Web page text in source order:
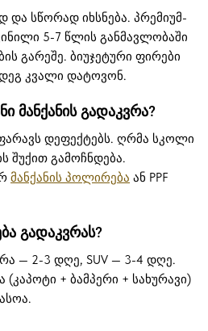
სწორად იხსნება. პრემიუმ-
5-7 წლის განმავლობაში
გარეშე. ბიუჯეტური ფირები
კვალი დატოვონ.
მანქანის გადაკვრა?
დეფექტებს. ღრმა სკოლი
შუქით გამოჩნდება.
მანქანის პოლირება ან PPF
გადაკვრას?
— 2-3 დღე, SUV — 3-4 დღე.
+ ბამპერი + სახურავი)